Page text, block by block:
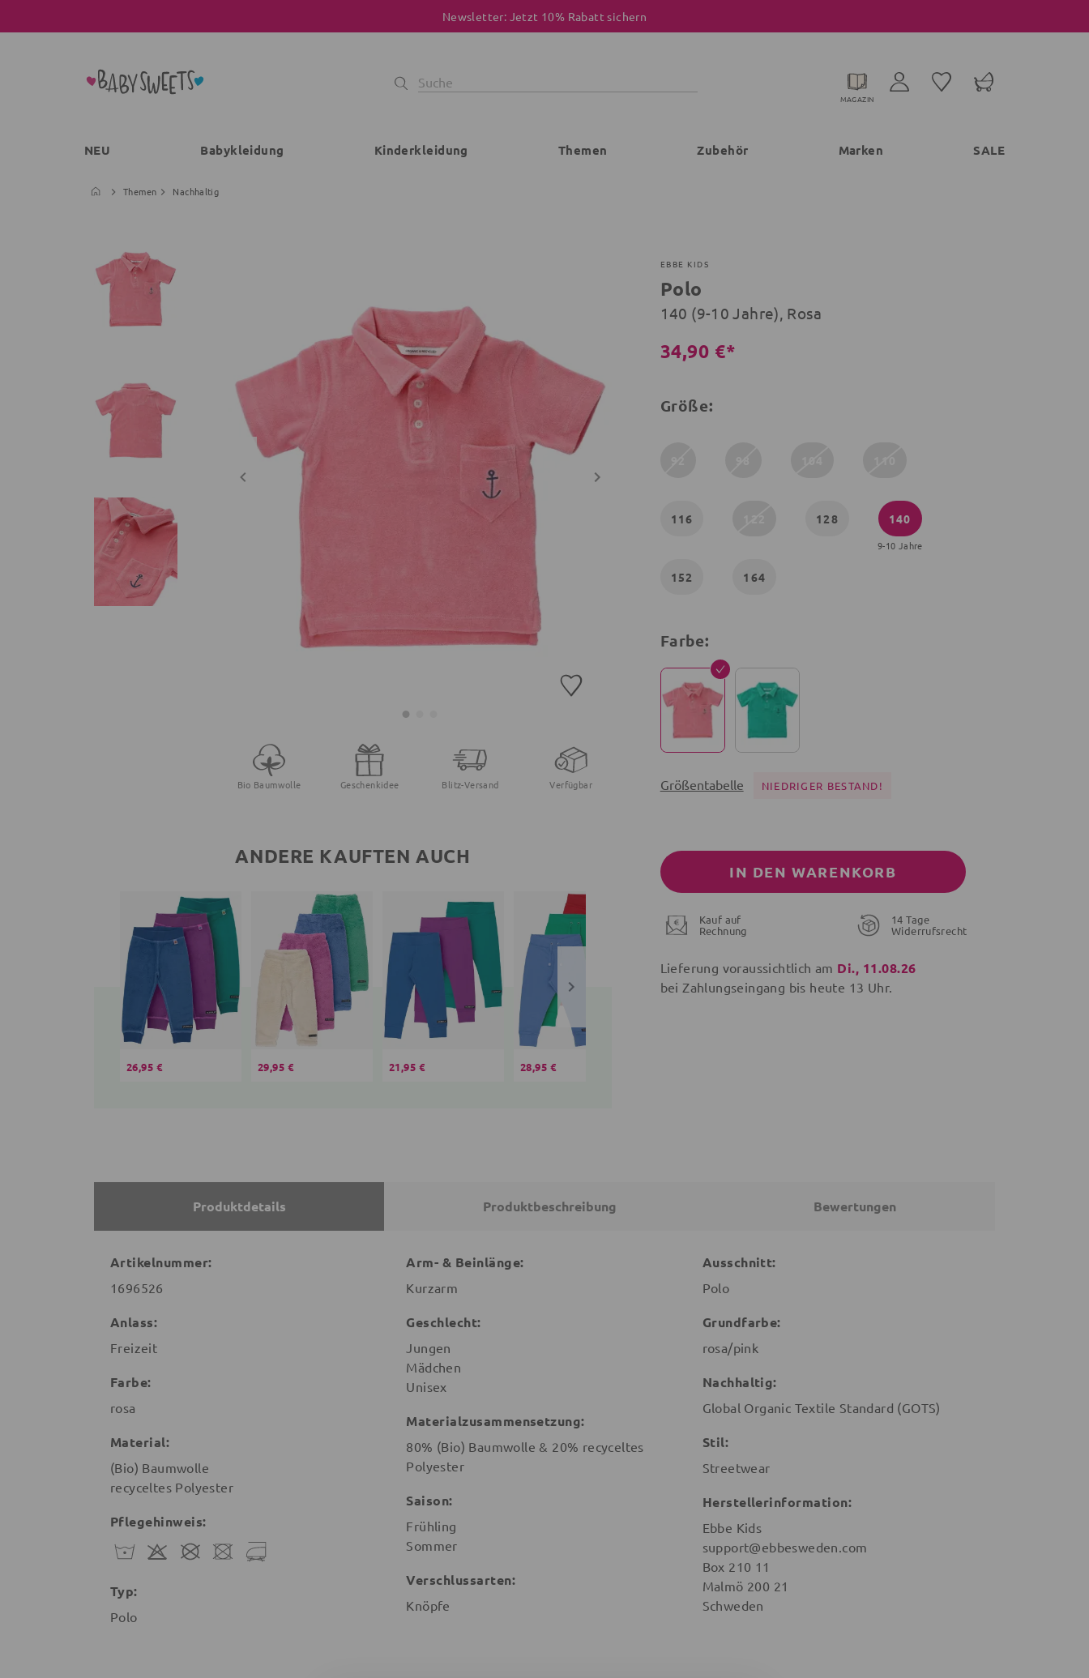
Newsletter: Jetzt 10% Rabatt sichern
MAGAZIN
NEU Babykleidung Kinderkleidung Themen Zubehör Marken SALE
Themen Nachhaltig
Bio Baumwolle Geschenkidee Blitz-Versand Verfügbar
ANDERE KAUFTEN AUCH
26,95 € 29,95 € 21,95 € 28,95 €
EBBE KIDS
Polo
140 (9-10 Jahre), Rosa
34,90 €*
Größe:
116 128 140
9-10 Jahre
152 164
Farbe:
Größentabelle NIEDRIGER BESTAND!
IN DEN WARENKORB
Kauf auf
Rechnung
14 Tage
Widerrufsrecht
Lieferung voraussichtlich am Di., 11.08.26
bei Zahlungseingang bis heute 13 Uhr.
Produktdetails Produktbeschreibung Bewertungen
Artikelnummer:
1696526
Anlass:
Freizeit
Farbe:
rosa
Material:
(Bio) Baumwolle
recyceltes Polyester
Pflegehinweis:
Typ:
Polo
Arm- & Beinlänge:
Kurzarm
Geschlecht:
Jungen
Mädchen
Unisex
Materialzusammensetzung:
80% (Bio) Baumwolle & 20% recyceltes
Polyester
Saison:
Frühling
Sommer
Verschlussarten:
Knöpfe
Ausschnitt:
Polo
Grundfarbe:
rosa/pink
Nachhaltig:
Global Organic Textile Standard (GOTS)
Stil:
Streetwear
Herstellerinformation:
Ebbe Kids
support@ebbesweden.com
Box 210 11
Malmö 200 21
Schweden